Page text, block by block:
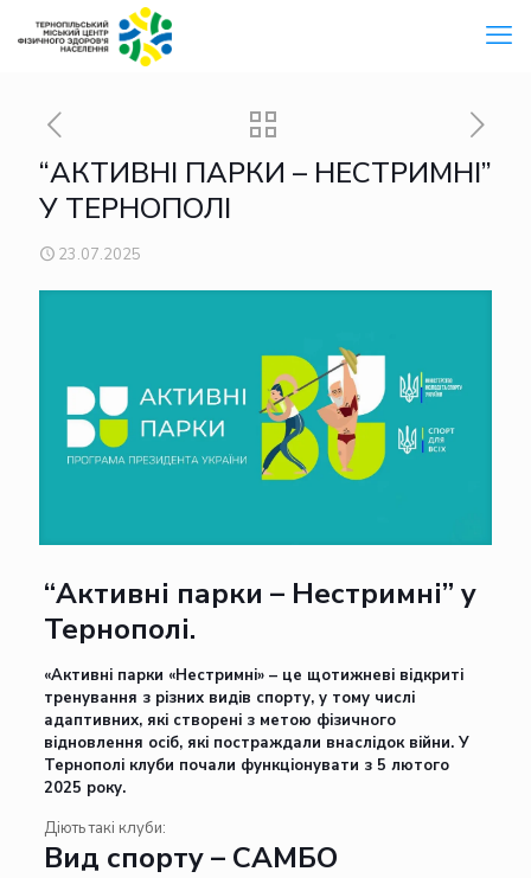
“АКТИВНІ ПАРКИ – НЕСТРИМНІ”
У ТЕРНОПОЛІ
23.07.2025
“Активні парки – Нестримні” у
Тернополі.
«Активні парки «Нестримні» – це щотижневі відкриті
тренування з різних видів спорту, у тому числі
адаптивних, які створені з метою фізичного
відновлення осіб, які постраждали внаслідок війни. У
Тернополі клуби почали функціонувати з 5 лютого
2025 року.
Діють такі клуби:
Вид спорту – САМБО